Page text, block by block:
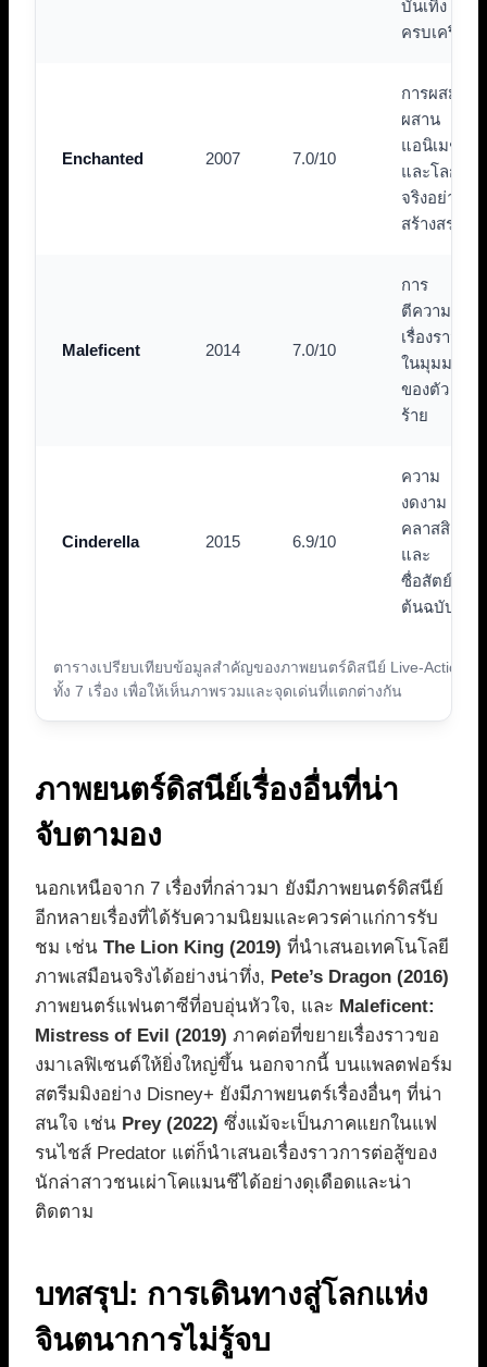
ตารางเปรียบเทียบข้อมูลสำคัญของภาพยนตร์ดิสนีย์ Live-Action
ทั้ง 7 เรื่อง เพื่อให้เห็นภาพรวมและจุดเด่นที่แตกต่างกัน
บันเทิง
ครบเครื่อง
Enchanted 2007 7.0/10
การผสม
ผสาน
แอนิเมชัน
และโลก
จริงอย่าง
สร้างสรรค์
Maleficent 2014 7.0/10
การ
ตีความ
เรื่องราว
ในมุมมอง
ของตัว
ร้าย
Cinderella 2015 6.9/10
ความ
งดงาม
คลาสสิก
และ
ซื่อสัตย์ต่อ
ต้นฉบับ
ภาพยนตร์ดิสนีย์เรื่องอื่นที่น่า
จับตามอง
นอกเหนือจาก 7 เรื่องที่กล่าวมา ยังมีภาพยนตร์ดิสนีย์
อีกหลายเรื่องที่ได้รับความนิยมและควรค่าแก่การรับ
ชม เช่น The Lion King (2019) ที่นำเสนอเทคโนโลยี
ภาพเสมือนจริงได้อย่างน่าทึ่ง, Pete’s Dragon (2016)
ภาพยนตร์แฟนตาซีที่อบอุ่นหัวใจ, และ Maleficent:
Mistress of Evil (2019) ภาคต่อที่ขยายเรื่องราวขอ
งมาเลฟิเซนต์ให้ยิ่งใหญ่ขึ้น นอกจากนี้ บนแพลตฟอร์ม
สตรีมมิงอย่าง Disney+ ยังมีภาพยนตร์เรื่องอื่นๆ ที่น่า
สนใจ เช่น Prey (2022) ซึ่งแม้จะเป็นภาคแยกในแฟ
รนไชส์ Predator แต่ก็นำเสนอเรื่องราวการต่อสู้ของ
นักล่าสาวชนเผ่าโคแมนชีได้อย่างดุเดือดและน่า
ติดตาม
บทสรุป: การเดินทางสู่โลกแห่ง
จินตนาการไม่รู้จบ